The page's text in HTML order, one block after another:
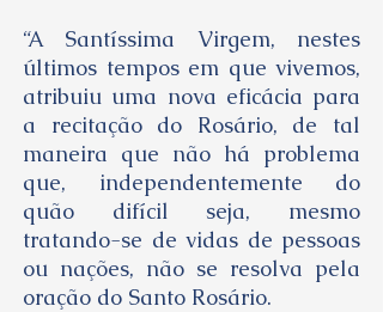
“A Santíssima Virgem, nestes
últimos tempos em que vivemos,
atribuiu uma nova eficácia para
a recitação do Rosário, de tal
maneira que não há problema
que, independentemente do
quão difícil seja, mesmo
tratando-se de vidas de pessoas
ou nações, não se resolva pela
oração do Santo Rosário.